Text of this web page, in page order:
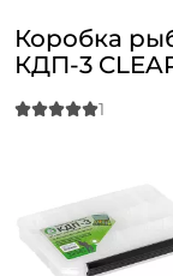
Коробка
КДП-3